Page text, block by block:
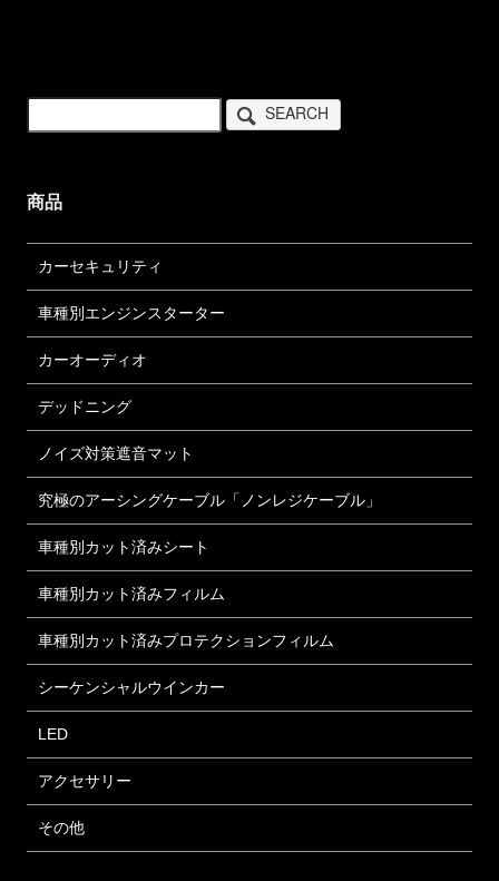
SEARCH
商品
カーセキュリティ
車種別エンジンスターター
カーオーディオ
デッドニング
ノイズ対策遮音マット
究極のアーシングケーブル「ノンレジケーブル」
車種別カット済みシート
車種別カット済みフィルム
車種別カット済みプロテクションフィルム
シーケンシャルウインカー
LED
アクセサリー
その他